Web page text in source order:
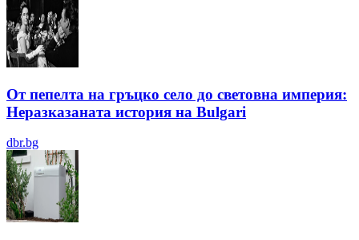
От пепелта на гръцко село до световна империя:
Неразказаната история на Bulgari
dbr.bg